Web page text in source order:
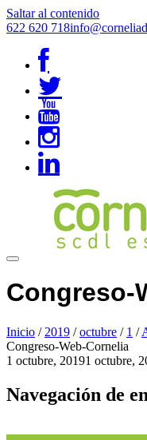
Saltar al contenido
622 620 718
Congreso-
Inicio / 2019 / octubre / 1 /
Congreso-Web-Cornelia
1 octubre, 20191 octubre,
Navegación de